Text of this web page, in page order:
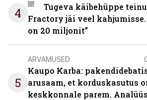
4
Tugeva käibehüppe
Fractory jäi veel
on 20 miljonit”
5
ARVAMUSED
Kaupo Karba:
arusaam, et korduskasutus
keskkonnale parem.